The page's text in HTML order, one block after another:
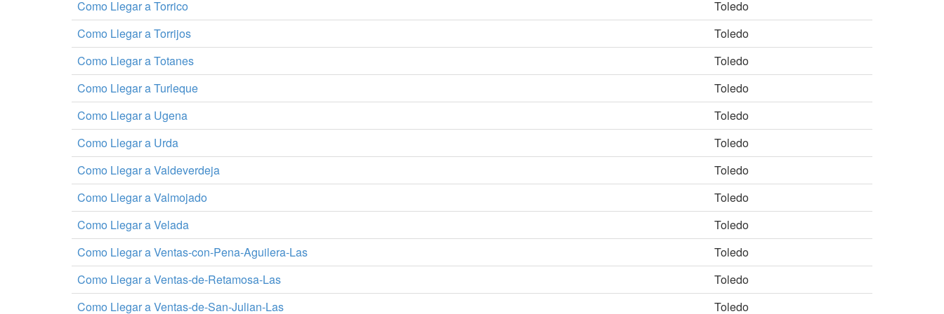
Como Llegar a Torrico
Toledo
Como Llegar a Torrijos
Toledo
Como Llegar a Totanes
Toledo
Como Llegar a Turleque
Toledo
Como Llegar a Ugena
Toledo
Como Llegar a Urda
Toledo
Como Llegar a Valdeverdeja
Toledo
Como Llegar a Valmojado
Toledo
Como Llegar a Velada
Toledo
Como Llegar a Ventas-con-Pena-Aguilera-Las
Toledo
Como Llegar a Ventas-de-Retamosa-Las
Toledo
Como Llegar a Ventas-de-San-Julian-Las
Toledo